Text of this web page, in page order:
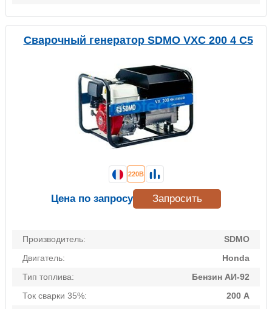
Сварочный генератор SDMO VXC 200 4 C5
Производитель:
SDMO
Двигатель:
Honda
Тип топлива:
Бензин АИ-92
Ток сварки 35%:
200 А
220В
Цена по запросу Запросить